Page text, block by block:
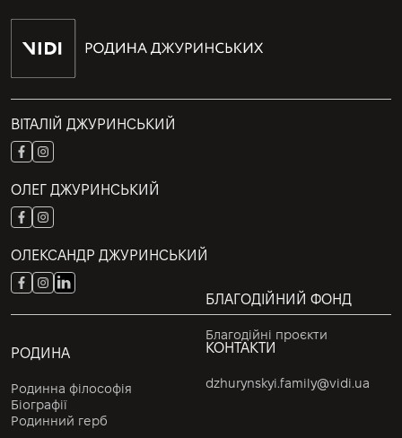
ВІТАЛІЙ ДЖУРИНСЬКИЙ
ОЛЕГ ДЖУРИНСЬКИЙ
ОЛЕКСАНДР ДЖУРИНСЬКИЙ
РОДИНА
Родинна філософія
Біографії
Родинний герб
БЛАГОДІЙНИЙ ФОНД
Благодійні проєкти
КОНТАКТИ
dzhurynskyi.family@vidi.ua